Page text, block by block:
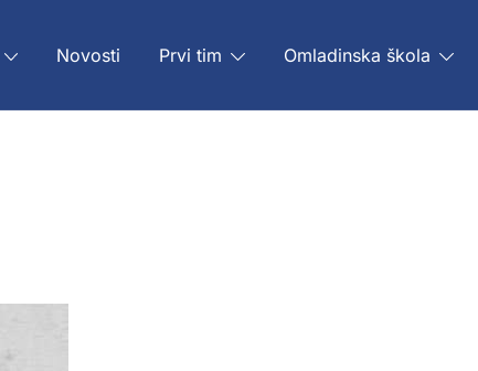
Novosti Prvi tim Omladinska škola